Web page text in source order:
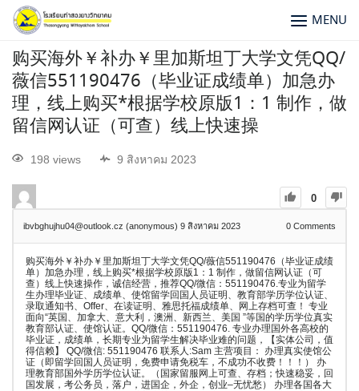
MENU
购买海外￥补办￥里加斯坦丁大学文凭QQ/
薇信551190476（毕业证成绩单）加急办
理，线上购买*根据学校原版1：1 制作，做
留信网认证（可查）线上快速操
198 views 9 สิงหาคม 2023
0
ibvbghujhu04@outlook.cz (anonymous) 9 สิงหาคม 2023 0 Comments
购买海外￥补办￥里加斯坦丁大学文凭QQ/薇信551190476（毕业证成绩
单）加急办理，线上购买*根据学校原版1：1 制作，做留信网认证（可
查）线上快速操作，诚信经营，推荐QQ/微信：551190476.专业为留学
生办理毕业证、成绩单、使馆留学回国人员证明、教育部学历学位认证、
录取通知书、Offer、在读证明、雅思托福成绩单、网上存档可查！ 专业
面向“英国、加拿大、意大利，澳洲、新西兰、美国 ”等国的学历学位真实
教育部认证、使馆认证。QQ/微信：551190476. 专业办理国外各高校的
毕业证，成绩单，长期专业为留学生解决毕业难的问题，【实体公司，值
得信赖】 QQ/微信: 551190476 联系人:Sam 主营项目： 办理真实使馆公
证（即留学回国人员证明，免费申请免税车，不成功不收费！！！） 办
理教育部国外学历学位认证。（国家留服网上可查、存档；快速稳妥，回
国发展，考公务员，落户，进国企，外企，创业–无忧愁） 办理各国各大